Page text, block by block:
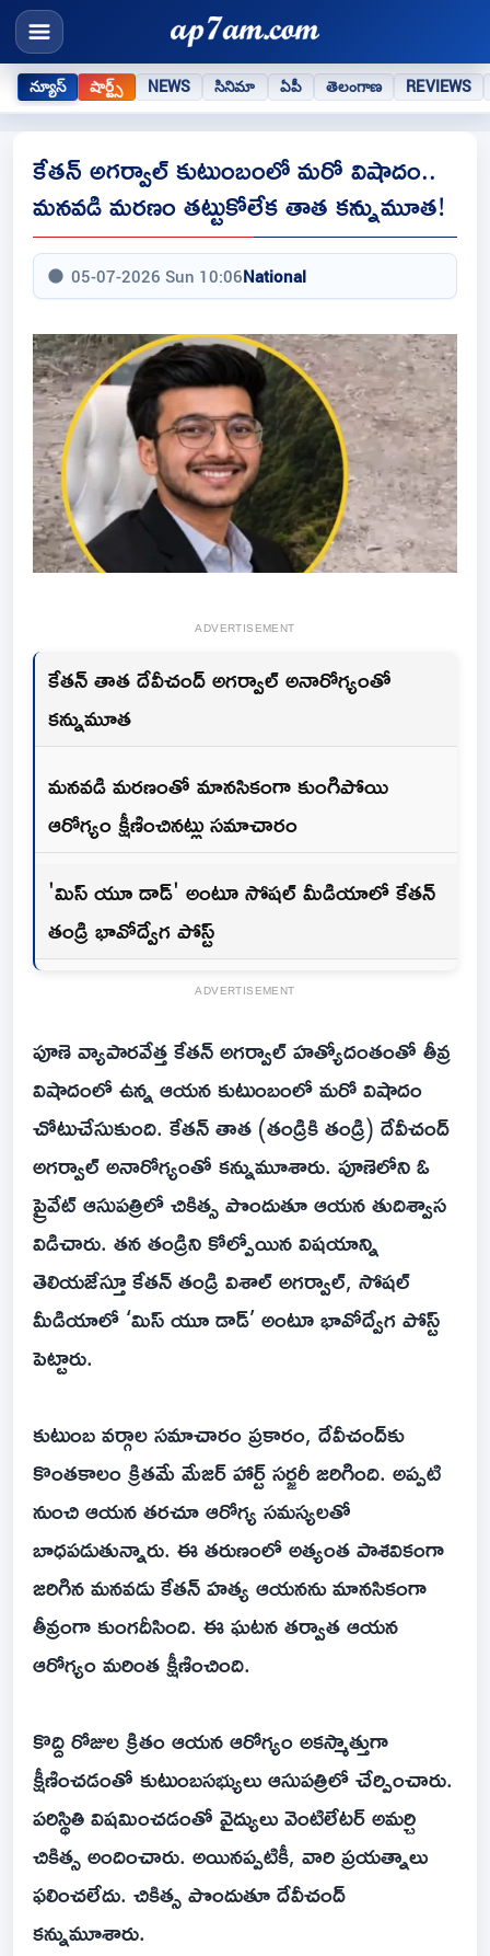
న్యూస్ షార్ట్స్ NEWS సినిమా ఏపీ తెలంగాణ REVIEWS
కేతన్ అగర్వాల్ కుటుంబంలో మరో విషాదం..
మనవడి మరణం తట్టుకోలేక తాత కన్నుమూత!
05-07-2026 Sun 10:06National
ADVERTISEMENT
కేతన్ తాత దేవీచంద్ అగర్వాల్ అనారోగ్యంతో
కన్నుమూత
మనవడి మరణంతో మానసికంగా కుంగిపోయి
ఆరోగ్యం క్షీణించినట్లు సమాచారం
'మిస్ యూ డాడ్' అంటూ సోషల్ మీడియాలో కేతన్
తండ్రి భావోద్వేగ పోస్ట్
ADVERTISEMENT
పూణె వ్యాపారవేత్త కేతన్ అగర్వాల్ హత్యోదంతంతో తీవ్ర
విషాదంలో ఉన్న ఆయన కుటుంబంలో మరో విషాదం
చోటుచేసుకుంది. కేతన్ తాత (తండ్రికి తండ్రి) దేవీచంద్
అగర్వాల్ అనారోగ్యంతో కన్నుమూశారు. పూణెలోని ఓ
ప్రైవేట్ ఆసుపత్రిలో చికిత్స పొందుతూ ఆయన తుదిశ్వాస
విడిచారు. తన తండ్రిని కోల్పోయిన విషయాన్ని
తెలియజేస్తూ కేతన్ తండ్రి విశాల్ అగర్వాల్, సోషల్
మీడియాలో ‘మిస్ యూ డాడ్’ అంటూ భావోద్వేగ పోస్ట్
పెట్టారు.
కుటుంబ వర్గాల సమాచారం ప్రకారం, దేవీచంద్‌కు
కొంతకాలం క్రితమే మేజర్ హార్ట్ సర్జరీ జరిగింది. అప్పటి
నుంచి ఆయన తరచూ ఆరోగ్య సమస్యలతో
బాధపడుతున్నారు. ఈ తరుణంలో అత్యంత పాశవికంగా
జరిగిన మనవడు కేతన్ హత్య ఆయనను మానసికంగా
తీవ్రంగా కుంగదీసింది. ఈ ఘటన తర్వాత ఆయన
ఆరోగ్యం మరింత క్షీణించింది.
కొద్ది రోజుల క్రితం ఆయన ఆరోగ్యం అకస్మాత్తుగా
క్షీణించడంతో కుటుంబసభ్యులు ఆసుపత్రిలో చేర్పించారు.
పరిస్థితి విషమించడంతో వైద్యులు వెంటిలేటర్ అమర్చి
చికిత్స అందించారు. అయినప్పటికీ, వారి ప్రయత్నాలు
ఫలించలేదు. చికిత్స పొందుతూ దేవీచంద్
కన్నుమూశారు.